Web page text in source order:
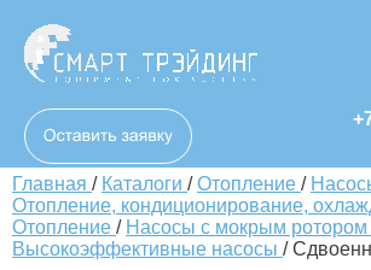
Главная / Каталоги /Отопление /
Отопление, кондиционирование,
Отопление / Насосы с мокрым ротором
Высокоэффективные насосы /